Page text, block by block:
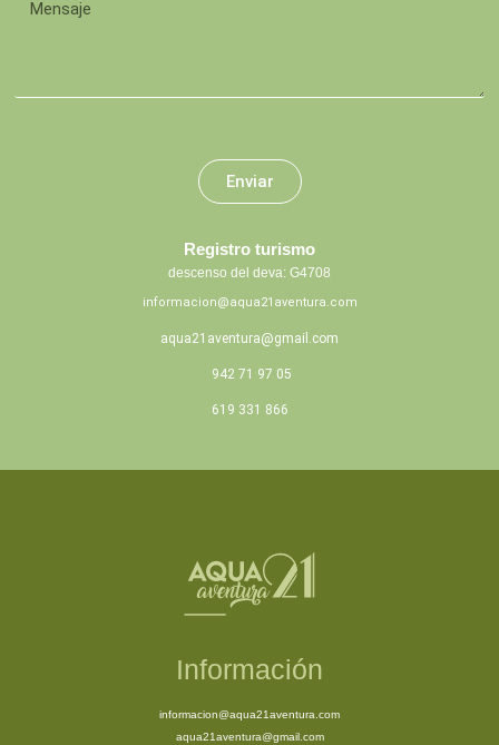
Enviar
Registro turismo
descenso del deva: G4708
informacion@aqua21aventura.com
aqua21aventura@gmail.com
942 71 97 05
619 331 866
Información
informacion@aqua21aventura.com
aqua21aventura@gmail.com